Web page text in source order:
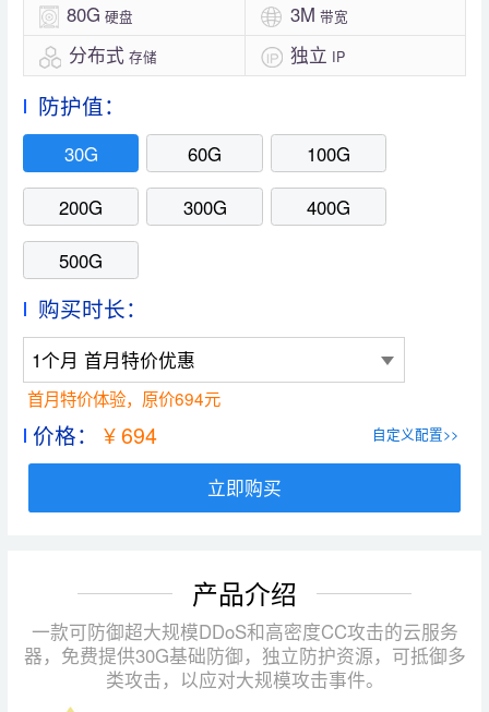
80G 硬盘 3M 带宽
分布式存储 独立 IP
防护值：
30G 60G 100G
200G 300G 400G
500G
购买时长：
1个月 首月特价优惠
首月特价体验，原价694元
价格：¥ 694 自定义配置>>
立即购买
产品介绍
一款可防御超大规模DDoS和高密度CC攻击的云服务
器，免费提供30G基础防御，独立防护资源，可抵御多
类攻击，以应对大规模攻击事件。